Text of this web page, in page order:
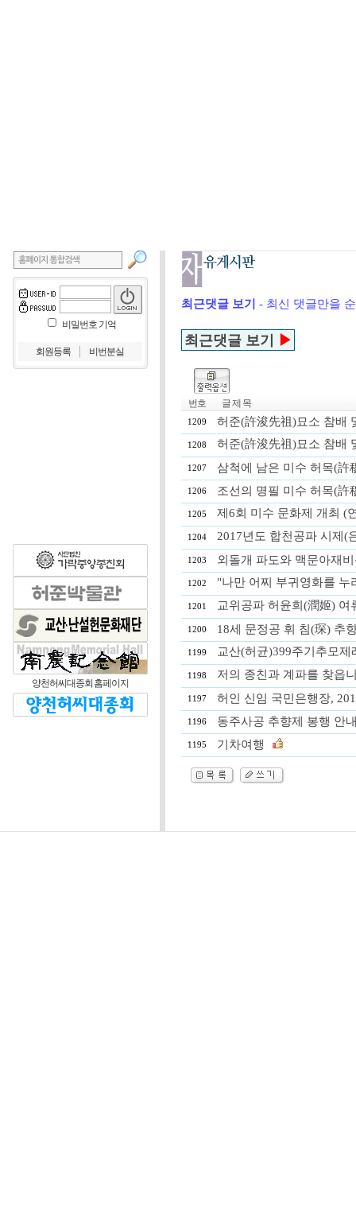
비밀번호 기억
회원등록 비번분실
양천허씨대종회 홈페이지
최근댓글 보기 - 최신 댓글만을
최근댓글 보기 ▶
번호 글 제 목
1209 허준(許浚先祖)묘소 참배
1208 허준(許浚先祖)묘소 참배
1207 삼척에 남은 미수 허목(許
1206 조선의 명필 미수 허목(許
1205 제6회 미수 문화제 개최 (
1204 2017년도 합천공파 시제(
1203 외돌개 파도와 맥문아재
1202 "나만 어찌 부귀영화를 누
1201 교위공파 허윤희(潤姬) 여
1200 18세 문정공 휘 침(琛) 추
1199 교산(허균)399주기추모제
1198 저의 종친과 계파를 찾읍
1197 허인 신임 국민은행장,
1196 동주사공 추향제 봉행 안
1195 기차여행